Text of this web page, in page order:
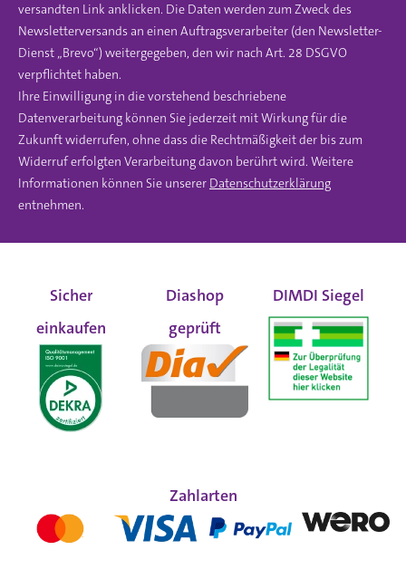
versandten Link anklicken. Die Daten werden zum Zweck des
Newsletterversands an einen Auftragsverarbeiter (den Newsletter-
Dienst „Brevo“) weitergegeben, den wir nach Art. 28 DSGVO
verpflichtet haben.
Ihre Einwilligung in die vorstehend beschriebene
Datenverarbeitung können Sie jederzeit mit Wirkung für die
Zukunft widerrufen, ohne dass die Rechtmäßigkeit der bis zum
Widerruf erfolgten Verarbeitung davon berührt wird. Weitere
Informationen können Sie unserer Datenschutzerklärung
entnehmen.
Sicher
einkaufen
Diashop
geprüft
DIMDI Siegel
Zahlarten